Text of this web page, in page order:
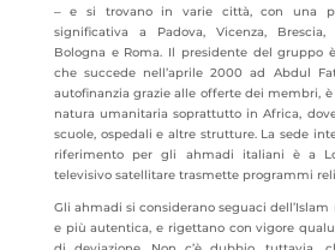
‒ e si trovano in varie città, con una
significativa a Padova, Vicenza, Brescia,
Bologna e Roma. Il presidente del gruppo
che succede nell’aprile 2000 ad Abdul
autofinanzia grazie alle offerte dei membri,
natura umanitaria soprattutto in Africa,
scuole, ospedali e altre strutture. La sede
riferimento per gli ahmadi italiani è a
televisivo satellitare trasmette programmi
Gli ahmadi si considerano seguaci
e più autentica, e rigettano con vigore